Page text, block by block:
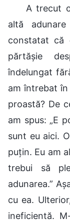
A trecut
altă
constatat că
părtășie
îndelungat
am întrebat
proastă? De
am spus: „E
sunt eu aici.
puțin. Eu am
trebui să
adunarea.”
cu ea.
ineficientă.